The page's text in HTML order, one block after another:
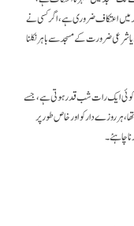
میں اعتکاف ضروری ہے، اگر کسی نے
شرعی ضرورت کے مسجد سے باہر نکلنا
ایک رات شب قدر ہوتی ہے، جسے
، ہر روزے دار کو اور خاص طور پر
چاہئے ۔